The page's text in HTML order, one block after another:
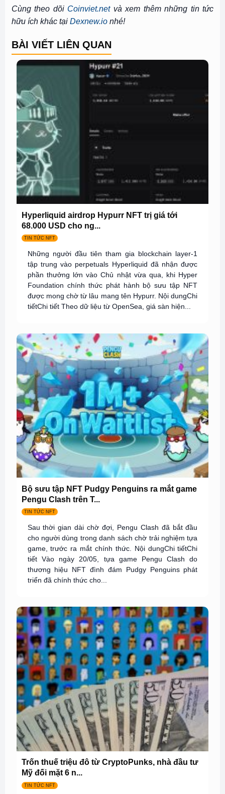
Cùng theo dõi Coinviet.netvà xem thêm những tin tức
hữu ích khác tại Dexnew.ionhé!
BÀI VIẾT LIÊN QUAN
Hyperliquid airdrop Hypurr NFT trị giá tới
68.000 USD cho ng...
TIN TỨC NFT
Những người đầu tiên tham gia blockchain layer-1
tập trung vào perpetuals Hyperliquid đã nhận được
phần thưởng lớn vào Chủ nhật vừa qua, khi Hyper
Foundation chính thức phát hành bộ sưu tập NFT
được mong chờ từ lâu mang tên Hypurr. Nội dungChi
tiếtChi tiết Theo dữ liệu từ OpenSea, giá sàn hiện...
Bộ sưu tập NFT Pudgy Penguins ra mắt game
Pengu Clash trên T...
TIN TỨC NFT
Sau thời gian dài chờ đợi, Pengu Clash đã bắt đầu
cho người dùng trong danh sách chờ trải nghiệm tựa
game, trước ra mắt chính thức. Nội dungChi tiếtChi
tiết Vào ngày 20/05, tựa game Pengu Clash do
thương hiệu NFT đình đám Pudgy Penguins phát
triển đã chính thức cho...
Trốn thuế triệu đô từ CryptoPunks, nhà đầu tư
Mỹ đối mặt 6 n...
TIN TỨC NFT